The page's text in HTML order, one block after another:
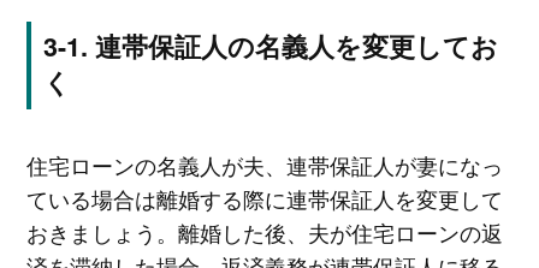
連帯保証人の名義人を変更してお
く
住宅ローンの名義人が夫、連帯保証人が妻になっ
ている場合は離婚する際に連帯保証人を変更して
おきましょう。離婚した後、夫が住宅ローンの返